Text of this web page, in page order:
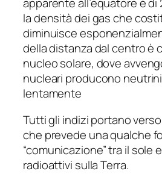
apparente all’equatore è di
la densità dei gas che
diminuisce
della distanza dal centro è
nucleo solare, dove
nucleari producono
lentamente
Tutti gli indizi portano
che prevede una qualche
“comunicazione” tra il sole
radioattivi sulla Terra.